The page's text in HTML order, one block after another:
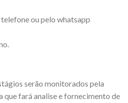
ou pelo whatsapp
serão monitorados pela
fará analise e fornecimento de